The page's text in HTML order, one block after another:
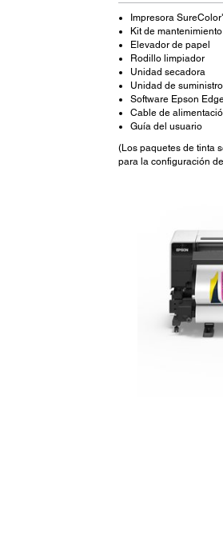
Impresora
Kit de mantenimiento
Elevador de papel
Rodillo limpiador
Unidad secadora
Unidad de
Software Epson
Cable de
Guía del usuario
(Los paquetes de tinta
para la configuración